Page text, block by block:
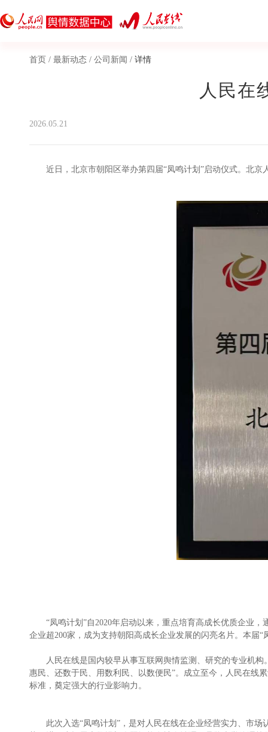
首页 / 最新动态 / 公司新闻 / 详情
人民在
2026.05.21
近日，北京市朝阳区举办第四届“凤鸣计划”启动仪式。北
“凤鸣计划”自2020年启动以来，重点培育高成长优质企业
企业超200家，成为支持朝阳高成长企业发展的闪亮名片。本届
人民在线是国内较早从事互联网舆情监测、研究的专业机
惠民、还数于民、用数利民、以数便民”。成立至今，人民在线
标准，奠定强大的行业影响力。
此次入选“凤鸣计划”，是对人民在线在企业经营实力、市